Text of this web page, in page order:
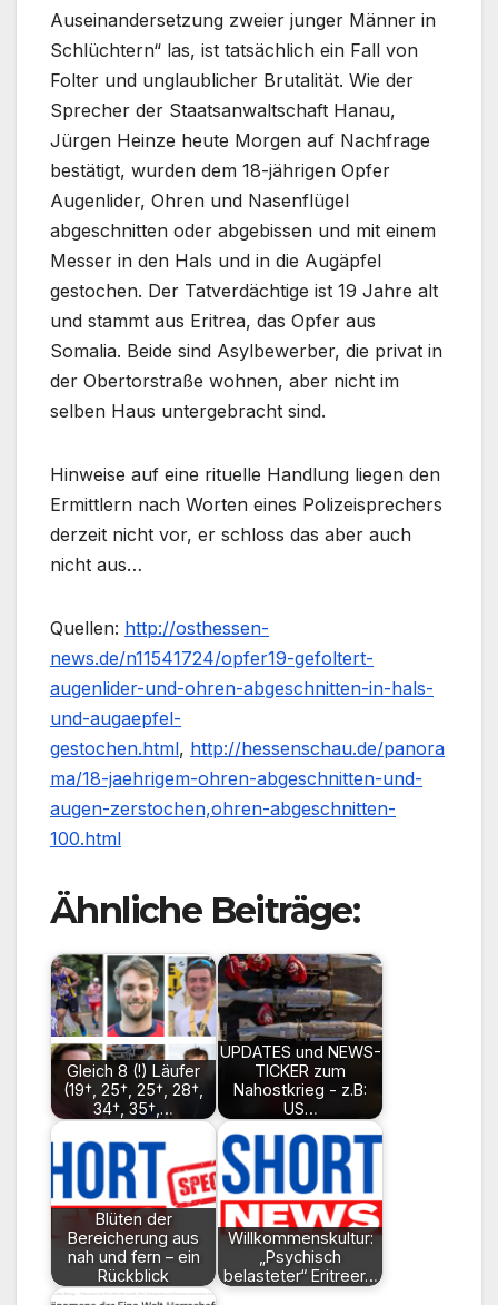
Auseinandersetzung zweier junger Männer in
Schlüchtern“ las, ist tatsächlich ein Fall von
Folter und unglaublicher Brutalität. Wie der
Sprecher der Staatsanwaltschaft Hanau,
Jürgen Heinze heute Morgen auf Nachfrage
bestätigt, wurden dem 18-jährigen Opfer
Augenlider, Ohren und Nasenflügel
abgeschnitten oder abgebissen und mit einem
Messer in den Hals und in die Augäpfel
gestochen. Der Tatverdächtige ist 19 Jahre alt
und stammt aus Eritrea, das Opfer aus
Somalia. Beide sind Asylbewerber, die privat in
der Obertorstraße wohnen, aber nicht im
selben Haus untergebracht sind.
Hinweise auf eine rituelle Handlung liegen den
Ermittlern nach Worten eines Polizeisprechers
derzeit nicht vor, er schloss das aber auch
nicht aus…
Quellen: http://osthessen-
news.de/n11541724/opfer19-gefoltert-
augenlider-und-ohren-abgeschnitten-in-hals-
und-augaepfel-
gestochen.html, http://hessenschau.de/panora
ma/18-jaehrigem-ohren-abgeschnitten-und-
augen-zerstochen,ohren-abgeschnitten-
100.html
Ähnliche Beiträge:
Gleich 8 (!) Läufer
(19†, 25†, 25†, 28†,
34†, 35†,…
UPDATES und NEWS-
TICKER zum
Nahostkrieg - z.B:
US…
Blüten der
Bereicherung aus
nah und fern – ein
Rückblick
Willkommenskultur:
„Psychisch
belasteter“ Eritreer…